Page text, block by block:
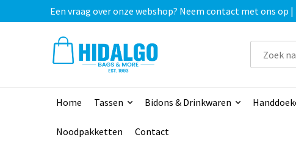
Een vraag over onze webshop? Neem contact met ons op
Home Tassen Bidons & Drinkwaren
Noodpakketten Contact